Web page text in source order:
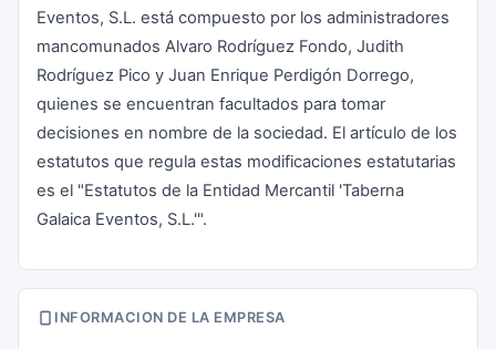
Eventos, S.L. está compuesto por los administradores
mancomunados Alvaro Rodríguez Fondo, Judith
Rodríguez Pico y Juan Enrique Perdigón Dorrego,
quienes se encuentran facultados para tomar
decisiones en nombre de la sociedad. El artículo de los
estatutos que regula estas modificaciones estatutarias
es el "Estatutos de la Entidad Mercantil 'Taberna
Galaica Eventos, S.L.'".
INFORMACION DE LA EMPRESA